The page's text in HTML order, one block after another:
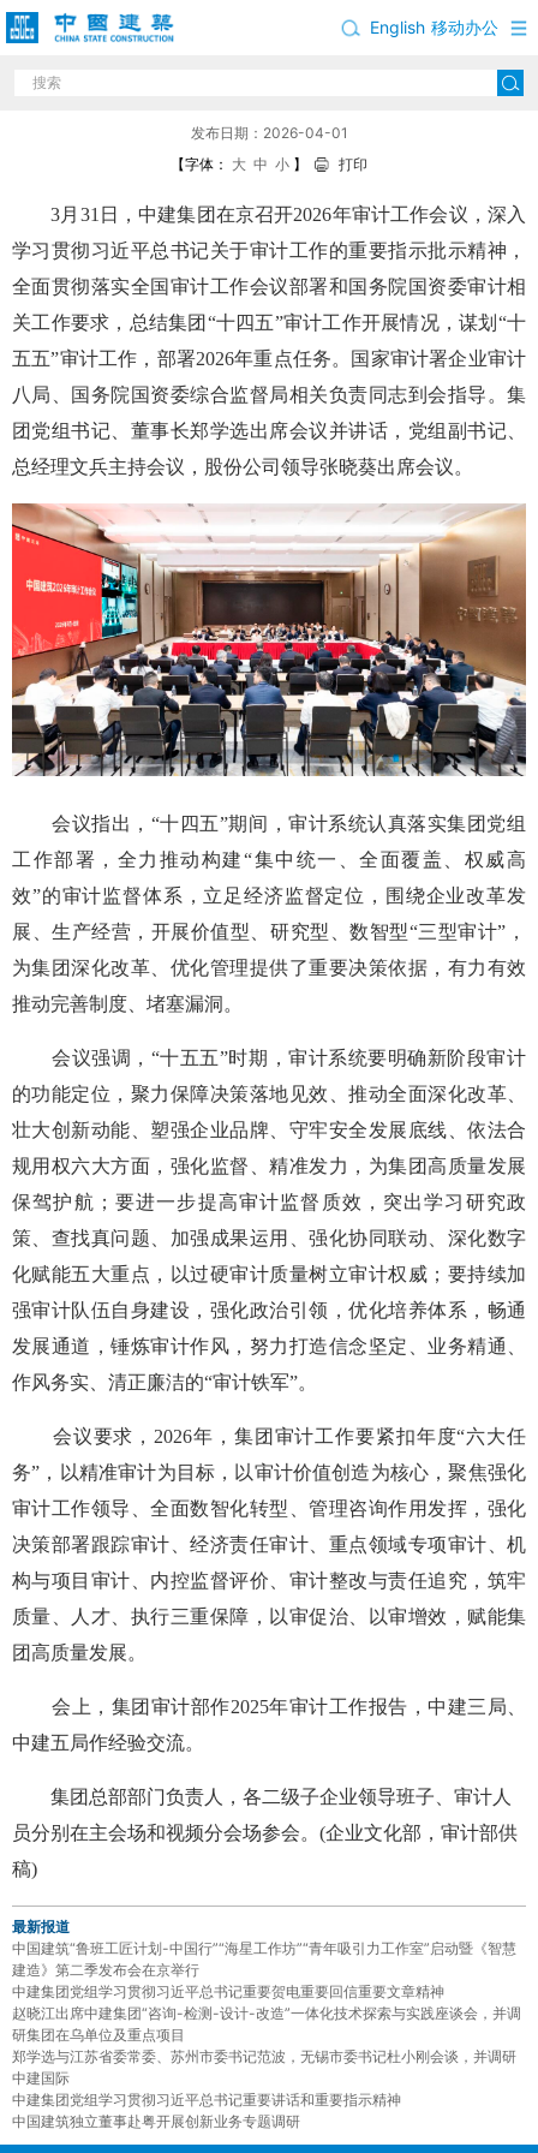
移动办公
English
发布日期：2026-04-01
【字体： 大 中 小 】 打印
3月31日，中建集团在京召开2026年审计工作会议，深入
学习贯彻习近平总书记关于审计工作的重要指示批示精神，
全面贯彻落实全国审计工作会议部署和国务院国资委审计相
关工作要求，总结集团“十四五”审计工作开展情况，谋划“十
五五”审计工作，部署2026年重点任务。国家审计署企业审计
八局、国务院国资委综合监督局相关负责同志到会指导。集
团党组书记、董事长郑学选出席会议并讲话，党组副书记、
总经理文兵主持会议，股份公司领导张晓葵出席会议。
会议指出，“十四五”期间，审计系统认真落实集团党组
工作部署，全力推动构建“集中统一、全面覆盖、权威高
效”的审计监督体系，立足经济监督定位，围绕企业改革发
展、生产经营，开展价值型、研究型、数智型“三型审计”，
为集团深化改革、优化管理提供了重要决策依据，有力有效
推动完善制度、堵塞漏洞。
会议强调，“十五五”时期，审计系统要明确新阶段审计
的功能定位，聚力保障决策落地见效、推动全面深化改革、
壮大创新动能、塑强企业品牌、守牢安全发展底线、依法合
规用权六大方面，强化监督、精准发力，为集团高质量发展
保驾护航；要进一步提高审计监督质效，突出学习研究政
策、查找真问题、加强成果运用、强化协同联动、深化数字
化赋能五大重点，以过硬审计质量树立审计权威；要持续加
强审计队伍自身建设，强化政治引领，优化培养体系，畅通
发展通道，锤炼审计作风，努力打造信念坚定、业务精通、
作风务实、清正廉洁的“审计铁军”。
会议要求，2026年，集团审计工作要紧扣年度“六大任
务”，以精准审计为目标，以审计价值创造为核心，聚焦强化
审计工作领导、全面数智化转型、管理咨询作用发挥，强化
决策部署跟踪审计、经济责任审计、重点领域专项审计、机
构与项目审计、内控监督评价、审计整改与责任追究，筑牢
质量、人才、执行三重保障，以审促治、以审增效，赋能集
团高质量发展。
会上，集团审计部作2025年审计工作报告，中建三局、
中建五局作经验交流。
集团总部部门负责人，各二级子企业领导班子、审计人
员分别在主会场和视频分会场参会。(企业文化部，审计部供
稿)
最新报道
中国建筑“鲁班工匠计划-中国行”“海星工作坊”“青年吸引力工作室”启动暨《智慧
建造》第二季发布会在京举行
中建集团党组学习贯彻习近平总书记重要贺电重要回信重要文章精神
赵晓江出席中建集团“咨询-检测-设计-改造”一体化技术探索与实践座谈会，并调
研集团在乌单位及重点项目
郑学选与江苏省委常委、苏州市委书记范波，无锡市委书记杜小刚会谈，并调研
中建国际
中建集团党组学习贯彻习近平总书记重要讲话和重要指示精神
中国建筑独立董事赴粤开展创新业务专题调研